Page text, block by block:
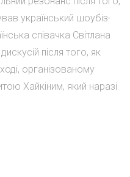
український шоубіз-
співачка Світлана
після того, як
організованому
Хайкіним, який наразі